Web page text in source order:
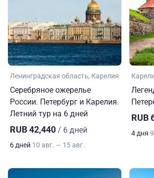
Ленинградская область Карелия
Серебряное ожерелье
России. Петербург и Карелия.
Летний тур на 6 дней
RUB 42,440 / 6 дней
6 дней 10 авг. — 15 авг.
RUB
4 дня